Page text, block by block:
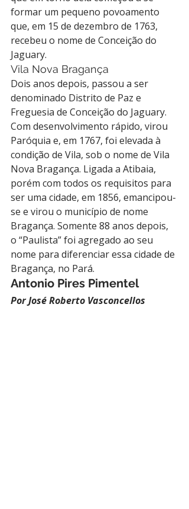
formar um pequeno povoamento
que, em 15 de dezembro de 1763,
recebeu o nome de Conceição do
Jaguary.
Vila Nova Bragança
Dois anos depois, passou a ser
denominado Distrito de Paz e
Freguesia de Conceição do Jaguary.
Com desenvolvimento rápido, virou
Paróquia e, em 1767, foi elevada à
condição de Vila, sob o nome de Vila
Nova Bragança. Ligada a Atibaia,
porém com todos os requisitos para
ser uma cidade, em 1856, emancipou-
se e virou o município de nome
Bragança. Somente 88 anos depois,
o “Paulista” foi agregado ao seu
nome para diferenciar essa cidade de
Bragança, no Pará.
Antonio Pires Pimentel
Por José Roberto Vasconcellos